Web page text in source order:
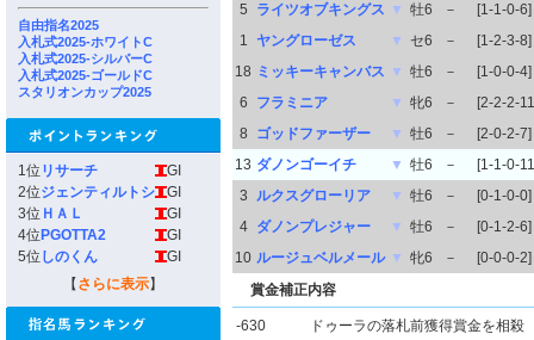
自由指名2025
入札式2025-ホワイトC
入札式2025-シルバーC
入札式2025-ゴールドC
スタリオンカップ2025
1位 リサーチ
GI
2位ジェンティルトシ
GI
3位 ＨＡＬ
GI
4位 PGOTTA2
GI
5位 しのくん
GI
【 さらに表示】
5
ライツオブキングス ▼ 牡6 －
[1-1-0-6]
1 ヤングローゼス ▼ セ6 －
[1-2-3-8]
18 ミッキーキャンバス ▼ 牡6 －
[1-0-0-4]
6
フラミニア ▼ 牝6 －
[2-2-2-
8
ゴッドファーザー ▼ 牡6 －
[2-0-2-7]
13 ダノンゴーイチ ▼ 牡6 －
[1-1-0-
3 ルクスグローリア ▼ 牡6 －
[0-1-0-0]
4
ダノンプレジャー ▼ 牡6 －
[0-1-2-6]
10 ルージュベルメール ▼ 牝6 －
[0-0-0-2]
賞金補正内容
-630
ドゥーラの落札前獲得賞金を相殺